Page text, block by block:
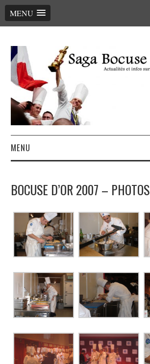
MENU
MENU
LE PALMARÈS, LES CHEFS
PHOTOS
SAGA BOCUSE D’OR ?
VIDÉOS
BOCUSE D’OR 2007 – PHOTOS